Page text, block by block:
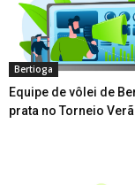
Bertioga
Equipe de vôlei de
prata no Torneio